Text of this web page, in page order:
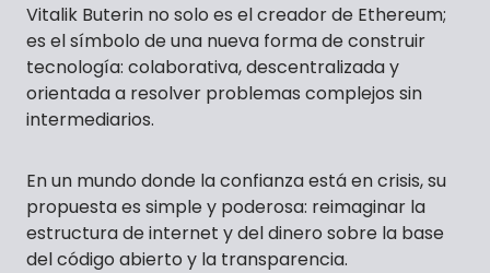
Vitalik Buterin no solo es el creador de Ethereum;
es el símbolo de una nueva forma de construir
tecnología: colaborativa, descentralizada y
orientada a resolver problemas complejos sin
intermediarios.
En un mundo donde la confianza está en crisis, su
propuesta es simple y poderosa: reimaginar la
estructura de internet y del dinero sobre la base
del código abierto y la transparencia.